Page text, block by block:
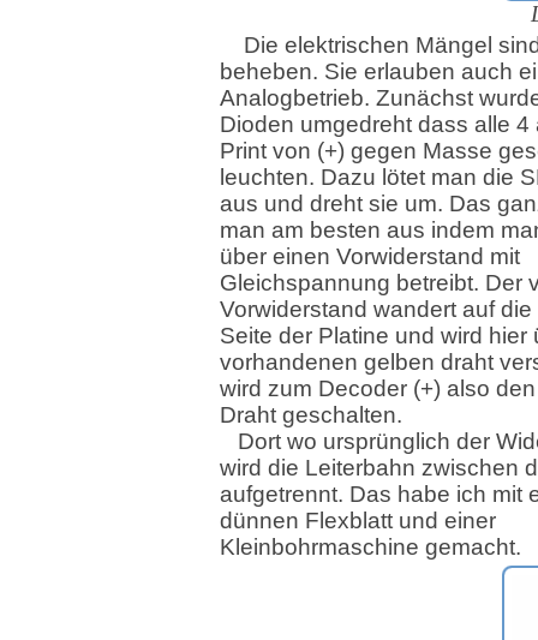
Die elektrischen Mängel
beheben. Sie erlauben auch
Analogbetrieb. Zunächst
Dioden umgedreht dass alle 4
Print von (+) gegen Masse
leuchten. Dazu lötet man die
aus und dreht sie um. Das
man am besten aus indem
über einen Vorwiderstand mit
Gleichspannung betreibt. Der
Vorwiderstand wandert auf
Seite der Platine und wird hier
vorhandenen gelben draht
wird zum Decoder (+) also
Draht geschalten.
Dort wo ursprünglich der
wird die Leiterbahn zwischen
aufgetrennt. Das habe ich mit
dünnen Flexblatt und einer
Kleinbohrmaschine gemacht.